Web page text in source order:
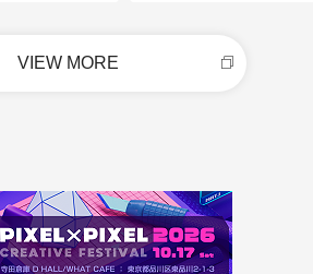
VIEW MORE